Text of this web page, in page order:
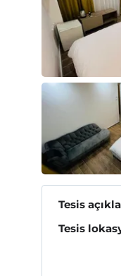
Tesis
Tesis